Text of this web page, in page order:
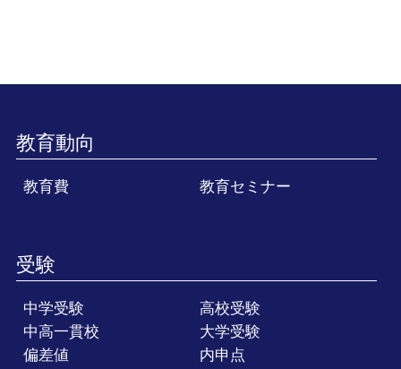
教育動向
教育費 教育セミナー
受験
中学受験
高校受験
中高一貫校
大学受験
偏差値
内申点